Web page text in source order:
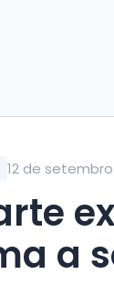
12 de
a